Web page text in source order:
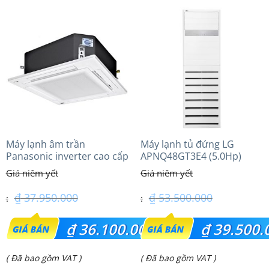
₫ 10.550.000.
Máy lạnh âm trần
Panasonic inverter cao cấp
(4.0Hp) S-3448PU3HA/U-
34PRH1H5
₫37.950.000
Giá
gốc
là:
₫36.100.000
Giá
( Đã bao gồm VAT )
Máy lạnh tủ đứng LG
APNQ48GT3E4 (5.0Hp)
Inverter
₫53.500.000
Giá
gốc
là:
₫
Giá
( Đã bao gồm VAT )